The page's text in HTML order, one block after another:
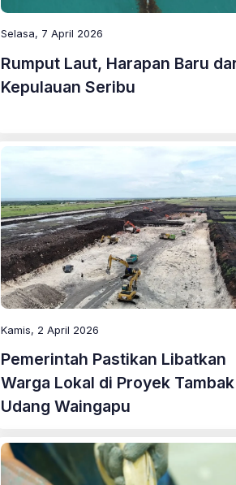
Selasa, 7 April 2026
Rumput Laut, Harapan Baru
Kepulauan Seribu
Kamis, 2 April 2026
Pemerintah Pastikan Libatkan
Warga Lokal di Proyek Tambak
Udang Waingapu